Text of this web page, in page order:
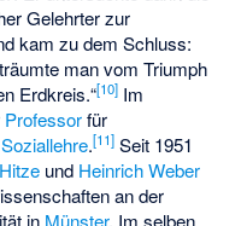
Gelehrter zur
kam zu dem Schluss:
man vom Triumph
Erdkreis.“[10] Im
Professorfür
.[11] Seit 1951
und Heinrich Weber
an der
in Münster. Im selben